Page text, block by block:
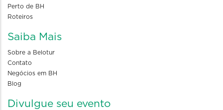
Perto de BH
Roteiros
Saiba Mais
Sobre a Belotur
Contato
Negócios em BH
Blog
Divulgue seu evento